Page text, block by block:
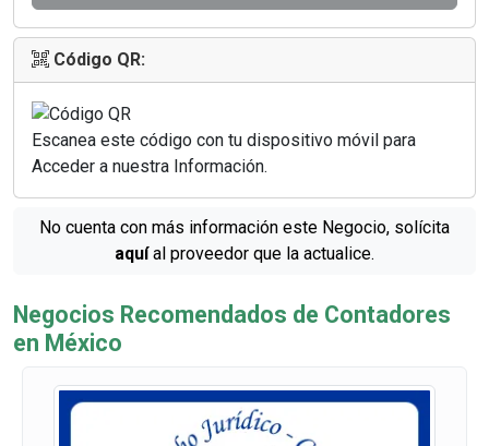
Código QR:
Escanea este código con tu dispositivo móvil para
Acceder a nuestra Información.
No cuenta con más información este Negocio, solícita
aquíal proveedor que la actualice.
Negocios Recomendados de Contadores
en México